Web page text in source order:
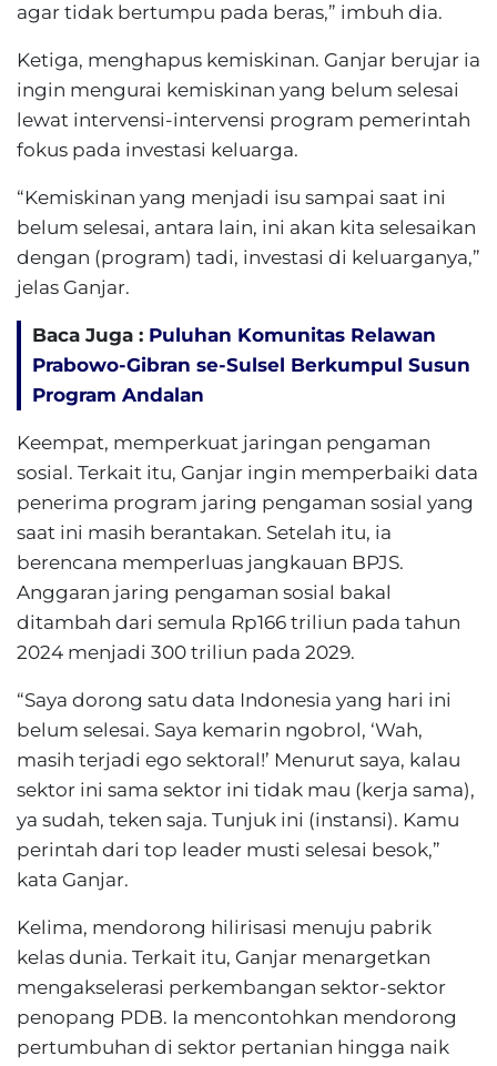
agar tidak bertumpu pada beras,” imbuh dia.
Ketiga, menghapus kemiskinan. Ganjar berujar ia
ingin mengurai kemiskinan yang belum selesai
lewat intervensi-intervensi program pemerintah
fokus pada investasi keluarga.
“Kemiskinan yang menjadi isu sampai saat ini
belum selesai, antara lain, ini akan kita selesaikan
dengan (program) tadi, investasi di keluarganya,”
jelas Ganjar.
Baca Juga : Puluhan Komunitas Relawan
Prabowo-Gibran se-Sulsel Berkumpul Susun
Program Andalan
Keempat, memperkuat jaringan pengaman
sosial. Terkait itu, Ganjar ingin memperbaiki data
penerima program jaring pengaman sosial yang
saat ini masih berantakan. Setelah itu, ia
berencana memperluas jangkauan BPJS.
Anggaran jaring pengaman sosial bakal
ditambah dari semula Rp166 triliun pada tahun
2024 menjadi 300 triliun pada 2029.
“Saya dorong satu data Indonesia yang hari ini
belum selesai. Saya kemarin ngobrol, ‘Wah,
masih terjadi ego sektoral!’ Menurut saya, kalau
sektor ini sama sektor ini tidak mau (kerja sama),
ya sudah, teken saja. Tunjuk ini (instansi). Kamu
perintah dari top leader musti selesai besok,”
kata Ganjar.
Kelima, mendorong hilirisasi menuju pabrik
kelas dunia. Terkait itu, Ganjar menargetkan
mengakselerasi perkembangan sektor-sektor
penopang PDB. Ia mencontohkan mendorong
pertumbuhan di sektor pertanian hingga naik